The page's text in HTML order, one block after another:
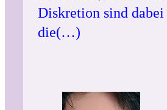
Diskretion sind
die(…)